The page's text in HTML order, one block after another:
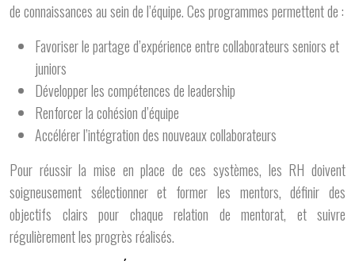
de connaissances au sein de l’équipe. Ces programmes permettent de :
Favoriser le partage d’expérience entre collaborateurs seniors et
juniors
Développer les compétences de leadership
Renforcer la cohésion d’équipe
Accélérer l’intégration des nouveaux collaborateurs
Pour réussir la mise en place de ces systèmes, les RH doivent
soigneusement sélectionner et former les mentors, définir des
objectifs clairs pour chaque relation de mentorat, et suivre
régulièrement les progrès réalisés.